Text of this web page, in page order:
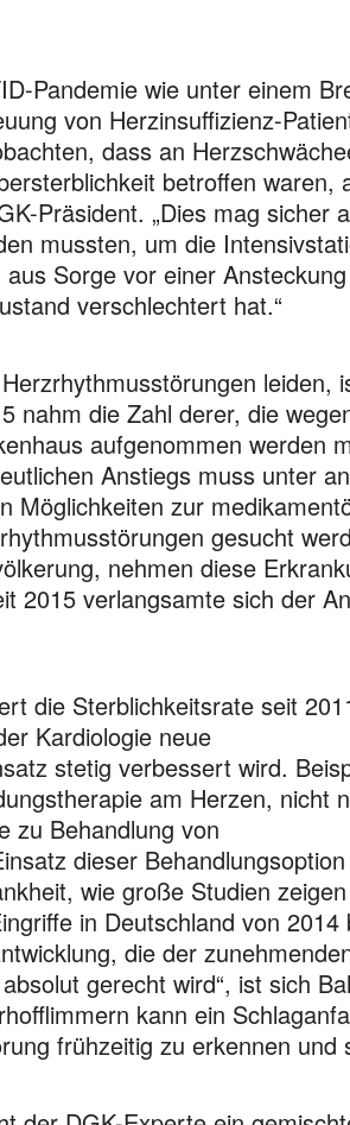
Pandemie wie unter einem
von Herzinsuffizienz-
dass an
betroffen waren,
Präsident. „Dies mag sicher
mussten, um die
Sorge vor einer
verschlechtert hat.“
leiden,
nahm die Zahl derer, die
aufgenommen werden
Anstiegs muss unter
Möglichkeiten zur
gesucht
nehmen diese
2015 verlangsamte sich der
die Sterblichkeitsrate seit
Kardiologie neue
stetig verbessert wird.
am Herzen, nicht
zu Behandlung von
dieser
wie große Studien
in Deutschland von 2014
die der
gerecht wird“, ist sich
kann ein
frühzeitig zu erkennen und